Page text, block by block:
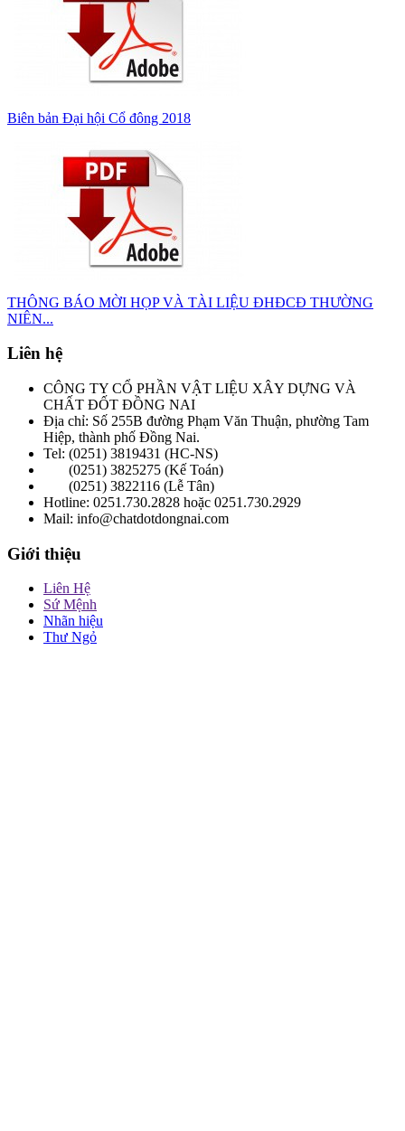
Biên bản Đại hội Cổ đông 2018
THÔNG BÁO MỜI HỌP VÀ TÀI LIỆU ĐHĐCĐ THƯỜNG
NIÊN...
Liên hệ
CÔNG TY CỔ PHẦN VẬT LIỆU XÂY DỰNG VÀ
CHẤT ĐỐT ĐỒNG NAI
Địa chỉ: Số 255B đường Phạm Văn Thuận, phường Tam
Hiệp, thành phố Đồng Nai.
Tel: (0251) 3819431 (HC-NS)
(0251) 3825275 (Kế Toán)
(0251) 3822116 (Lễ Tân)
Hotline: 0251.730.2828 hoặc 0251.730.2929
Mail: info@chatdotdongnai.com
Giới thiệu
Liên Hệ
Sứ Mệnh
Nhãn hiệu
Thư Ngỏ